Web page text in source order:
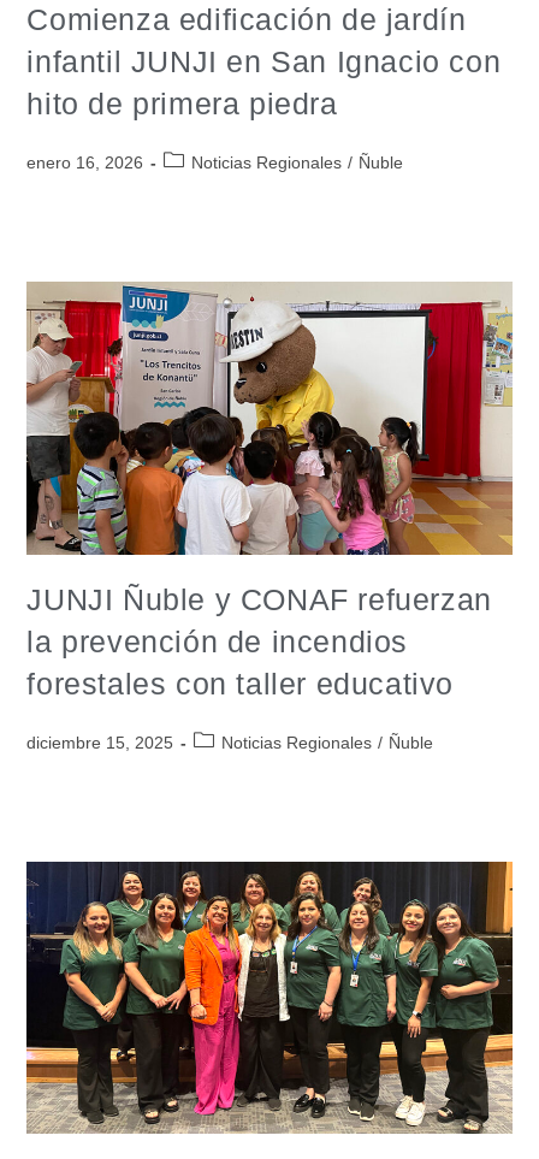
Comienza edificación de jardín
infantil JUNJI en San Ignacio con
hito de primera piedra
enero 16, 2026 Noticias Regionales / Ñuble
JUNJI Ñuble y CONAF refuerzan
la prevención de incendios
forestales con taller educativo
diciembre 15, 2025 Noticias Regionales / Ñuble